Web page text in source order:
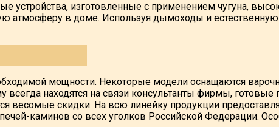
изготовленные с применением чугуна,
атмосферу в доме. Используя дымоходы и
мощности. Некоторые модели оснащаются
находятся на связи консультанты фирмы, готовые
весомые скидки. На всю линейку продукции
каминов со всех уголков Российской Федерации.